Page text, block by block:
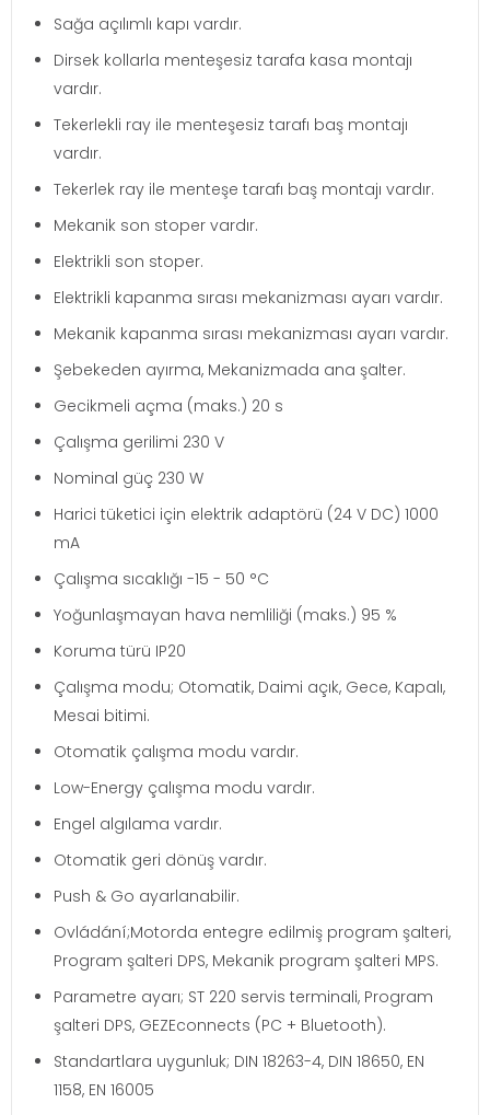
Sağa açılımlı kapı vardır.
Dirsek kollarla menteşesiz tarafa kasa montajı
vardır.
Tekerlekli ray ile menteşesiz tarafı baş montajı
vardır.
Tekerlek ray ile menteşe tarafı baş montajı vardır.
Mekanik son stoper vardır.
Elektrikli son stoper.
Elektrikli kapanma sırası mekanizması ayarı vardır.
Mekanik kapanma sırası mekanizması ayarı vardır.
Şebekeden ayırma, Mekanizmada ana şalter.
Gecikmeli açma (maks.) 20 s
Çalışma gerilimi 230 V
Nominal güç 230 W
Harici tüketici için elektrik adaptörü (24 V DC) 1000
mA
Çalışma sıcaklığı -15 - 50 °C
Yoğunlaşmayan hava nemliliği (maks.) 95 %
Koruma türü IP20
Çalışma modu; Otomatik, Daimi açık, Gece, Kapalı,
Mesai bitimi.
Otomatik çalışma modu vardır.
Low-Energy çalışma modu vardır.
Engel algılama vardır.
Otomatik geri dönüş vardır.
Push & Go ayarlanabilir.
Ovládání;Motorda entegre edilmiş program şalteri,
Program şalteri DPS, Mekanik program şalteri MPS.
Parametre ayarı; ST 220 servis terminali, Program
şalteri DPS, GEZEconnects (PC + Bluetooth).
Standartlara uygunluk; DIN 18263-4, DIN 18650, EN
1158, EN 16005